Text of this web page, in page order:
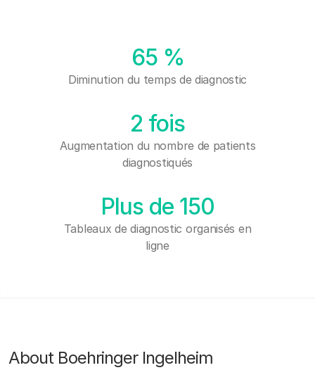
65 %
Diminution du temps de diagnostic
2 fois
Augmentation du nombre de patients
diagnostiqués
Plus de 150
Tableaux de diagnostic organisés en
ligne
About Boehringer Ingelheim